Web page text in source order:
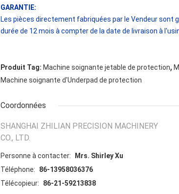
GARANTIE:
Les pièces directement fabriquées par le Vendeur
durée de 12 mois à compter de la date de livraison à
Produit Tag: Machine soignante jetable de protection,
Machine soignante d'Underpad de protection
Coordonnées
SHANGHAI ZHILIAN PRECISION MACHINERY
CO., LTD.
Personne à contacter:
Mrs. Shirley Xu
Téléphone:
86-13958036376
Télécopieur:
86-21-59213838